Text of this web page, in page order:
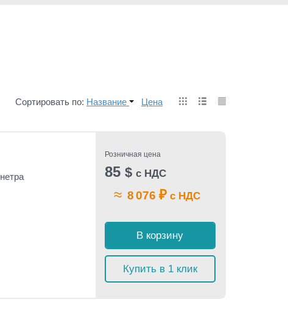
Сортировать по: Название Цена
Розничная цена
85 $ с НДС
≈ 8 076 ₽с НДС
В корзину
Купить в 1 клик